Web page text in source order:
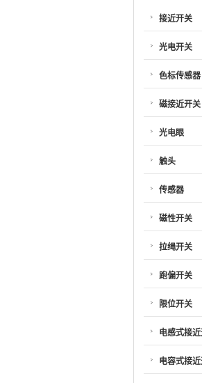
接近开关
光电开关
色标传感器
磁接近开关
光电眼
触头
传感器
磁性开关
拉绳开关
跑偏开关
限位开关
电感式接
电容式接